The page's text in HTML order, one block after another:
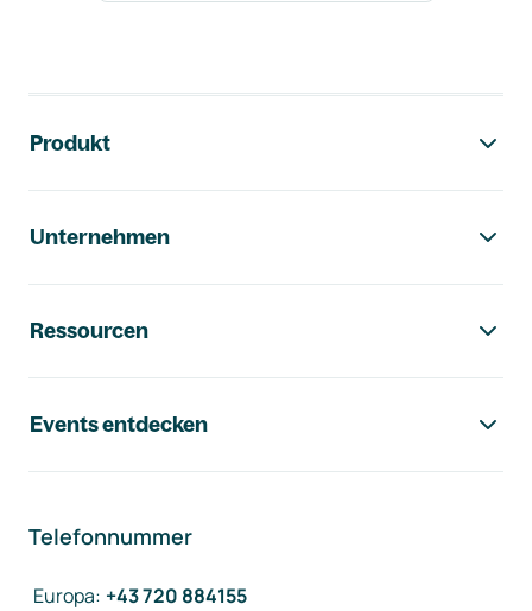
Produkt
Unternehmen
Ressourcen
Events entdecken
Telefonnummer
Europa: +43 720 884155